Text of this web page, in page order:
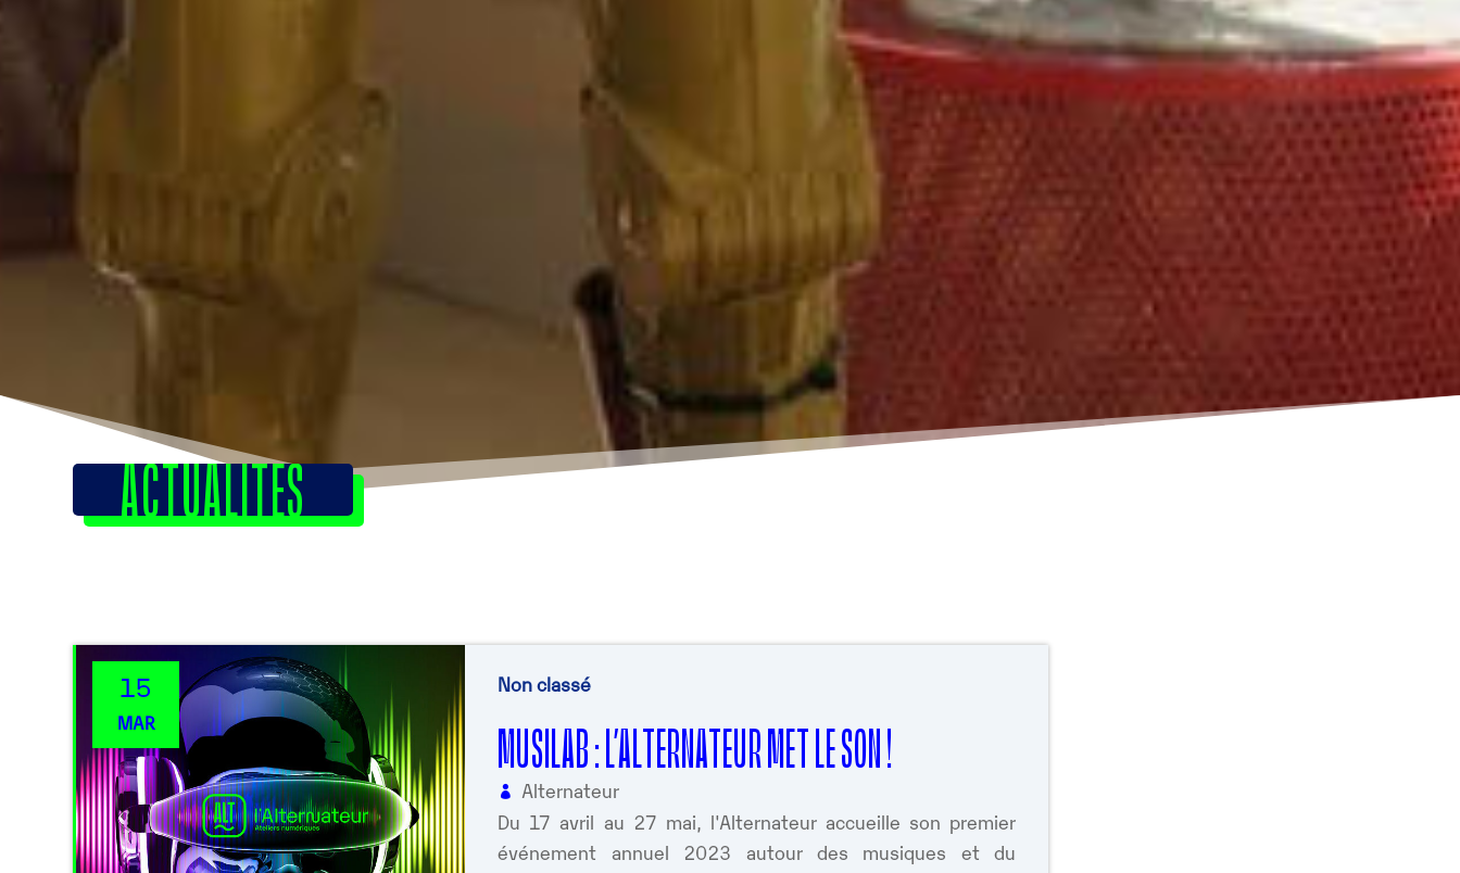
ACTUALITÉS
15
MAR
Non classé
MUSILAB : L’ALTERNATEUR MET LE SON !
Alternateur
Du 17 avril au 27 mai, l'Alternateur accueille son premier
événement annuel 2023 autour des musiques et du